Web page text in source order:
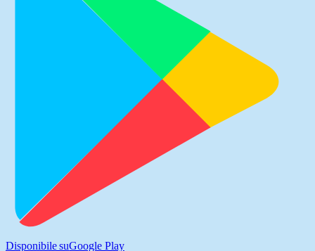
Disponibile suGoogle Play